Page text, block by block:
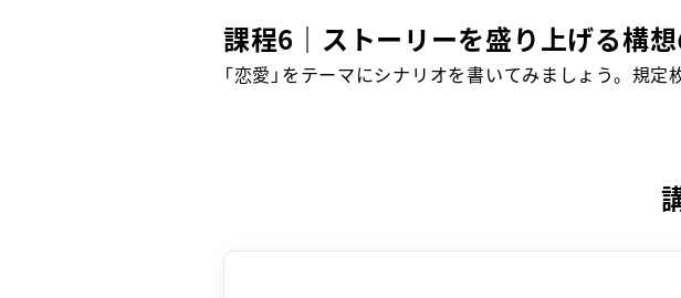
課程6｜ストーリーを盛り上げる構
「恋愛」をテーマにシナリオを書いてみましょう。規定